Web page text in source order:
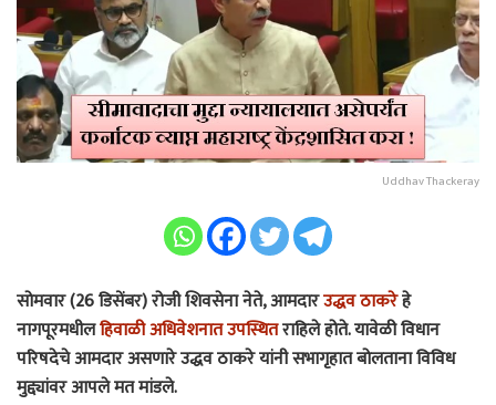
Uddhav Thackeray
सोमवार (26 डिसेंबर) रोजी शिवसेना नेते, आमदारउद्धव ठाकरेहे
नागपूरमधीलहिवाळी अधिवेशनात उपस्थितराहिले होते. यावेळी विधान
परिषदेचे आमदार असणारे उद्धव ठाकरे यांनी सभागृहात बोलताना विविध
मुद्द्यांवर आपले मत मांडले.